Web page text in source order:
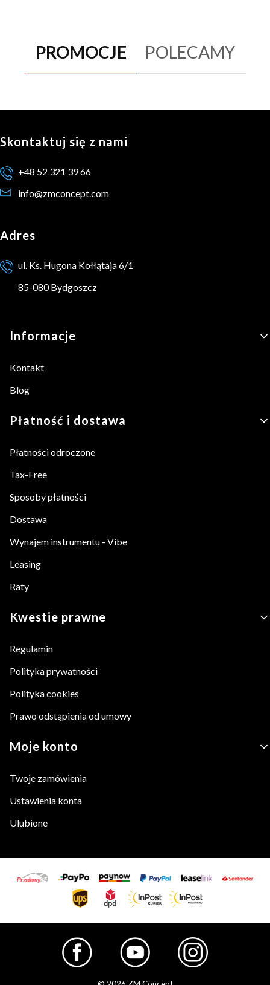
PROMOCJE POLECAMY
Skontaktuj się z nami
+48 52 321 39 66
info@zmconcept.com
Adres
ul. Ks. Hugona Kołłątaja 6/1
85-080 Bydgoszcz
Linki w stopce
Informacje
Kontakt
Blog
Płatność i dostawa
Płatności odroczone
Tax-Free
Sposoby płatności
Dostawa
Wynajem instrumentu - Vibe
Leasing
Raty
Kwestie prawne
Regulamin
Polityka prywatności
Polityka cookies
Prawo odstąpienia od umowy
Moje konto
Twoje zamówienia
Ustawienia konta
Ulubione